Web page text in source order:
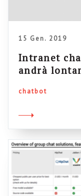
15 Gen. 2019
Intranet
andrà
chatbot